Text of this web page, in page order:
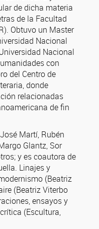
de dicha materia
de la Facultad
Obtuvo un Master
Nacional
Nacional
con
del Centro de
donde
relacionadas
de fin
Martí, Rubén
Glantz, Sor
y es coautora de
Linajes y
(Beatriz
(Beatriz Viterbo
ensayos y
(Escultura,